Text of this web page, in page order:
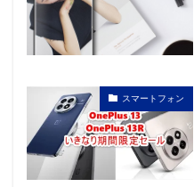
スマートフォン